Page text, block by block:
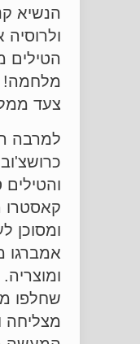
הנשיא
הטילים
מלחמה!
צעד
למרבה
קאסטרו
ומסוכן
אמברגו
שחלפו
מצליחה